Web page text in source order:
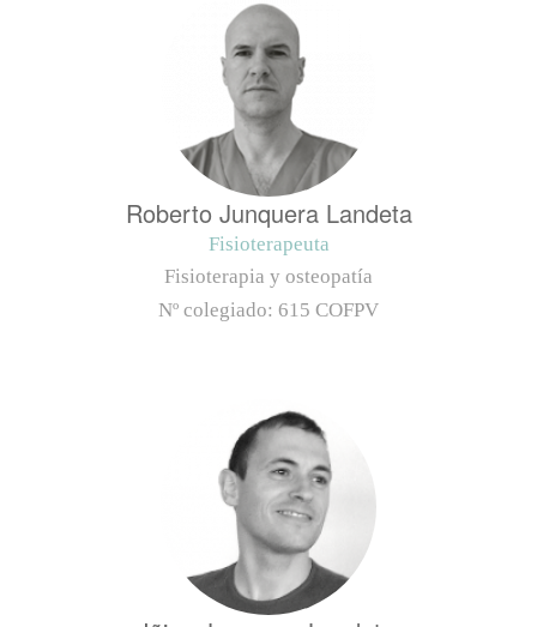
Roberto Junquera Landeta
Fisioterapeuta
Fisioterapia y osteopatía
Nº colegiado: 615 COFPV